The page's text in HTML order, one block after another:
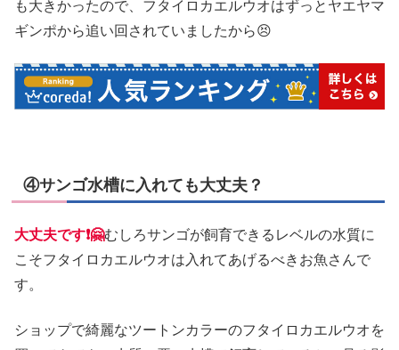
も大きかったので、フタイロカエルウオはずっとヤエヤマ
ギンポから追い回されていましたから😣
④サンゴ水槽に入れても大丈夫？
大丈夫です❗🤗むしろサンゴが飼育できるレベルの水質に
こそフタイロカエルウオは入れてあげるべきお魚さんで
す。
ショップで綺麗なツートンカラーのフタイロカエルウオを